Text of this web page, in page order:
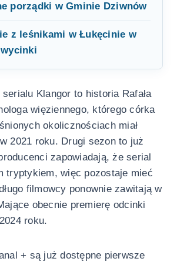
porządki w Gminie Dziwnów
z leśnikami w Łukęcinie w
Klangor to historia Rafała
więziennego, którego córka
okolicznościach miał
2021 roku. Drugi sezon to już
zapowiadają, że serial
tryptykiem, więc pozostaje mieć
filmowcy ponownie zawitają w
obecnie premierę odcinki
roku.
+ są już dostępne pierwsze